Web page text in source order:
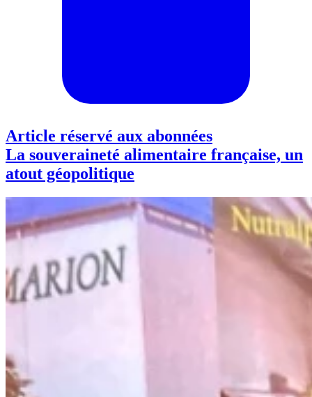
Article réservé aux abonnées
La souveraineté alimentaire française, un
atout géopolitique